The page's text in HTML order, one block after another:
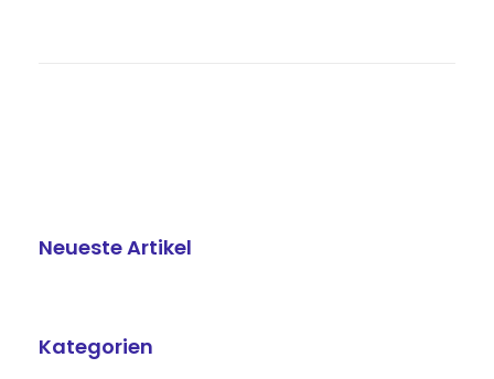
Neueste Artikel
Kategorien